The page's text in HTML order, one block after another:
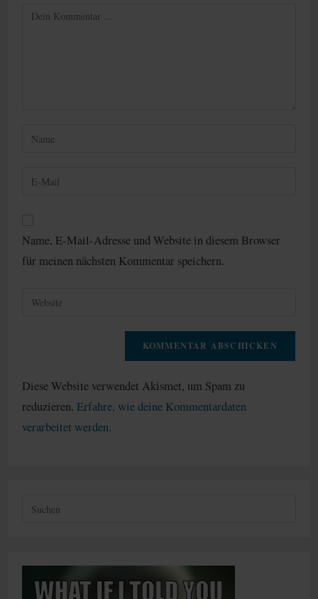
Kommentieren
Gib
oder
Kommentieren
ein
Gib
Adresse
zum
ein
Name, E-Mail-Adresse und Website in diesem Browser
für meinen nächsten Kommentar speichern.
Gib
(optional)
Diese Website verwendet Akismet, um Spam zu
reduzieren. Erfahre, wie deine Kommentardaten
verarbeitet werden.